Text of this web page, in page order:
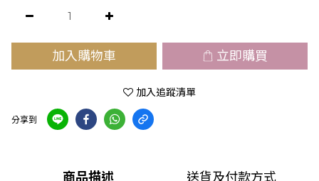
加入購物車 立即購買
加入追蹤清單
分享到
商品描述 送貨及付款方式